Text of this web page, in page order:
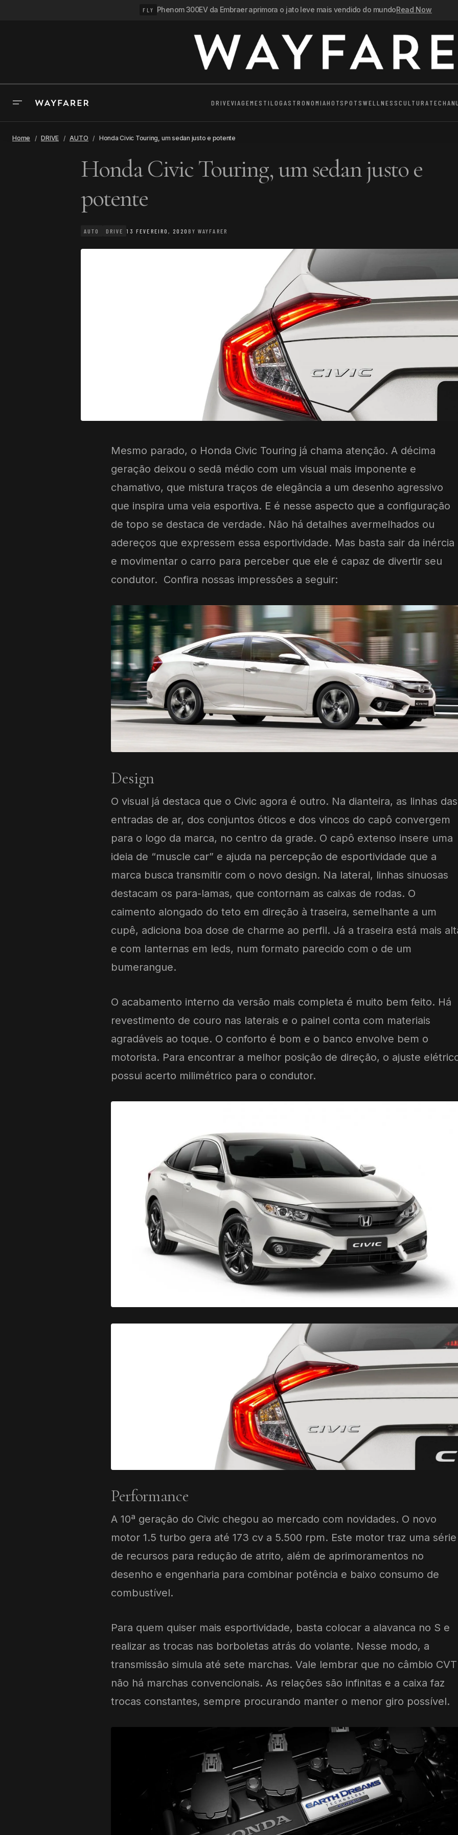
FLY Phenom 300EV da Embraer aprimora o jato leve mais vendido do mundoRead Now
DRIVEVIAGEMESTILOGASTRONOMIAHOTSPOTSWELLNESSCULTURATECH
Home DRIVE AUTO Honda Civic Touring, um sedan justo e potente
Honda Civic Touring, um sedan justo e
potente
AUTO DRIVE 13 FEVEREIRO, 2020BY WAYFARER
Mesmo parado, o Honda Civic Touring já chama atenção. A décima
geração deixou o sedã médio com um visual mais imponente e
chamativo, que mistura traços de elegância a um desenho agressivo
que inspira uma veia esportiva. E é nesse aspecto que a configuração
de topo se destaca de verdade. Não há detalhes avermelhados ou
adereços que expressem essa esportividade. Mas basta sair da inércia
e movimentar o carro para perceber que ele é capaz de divertir seu
condutor. Confira nossas impressões a seguir:
Design
O visual já destaca que o Civic agora é outro. Na dianteira, as linhas das
entradas de ar, dos conjuntos óticos e dos vincos do capô convergem
para o logo da marca, no centro da grade. O capô extenso insere uma
ideia de “muscle car” e ajuda na percepção de esportividade que a
marca busca transmitir com o novo design. Na lateral, linhas sinuosas
destacam os para-lamas, que contornam as caixas de rodas. O
caimento alongado do teto em direção à traseira, semelhante a um
cupê, adiciona boa dose de charme ao perfil. Já a traseira está mais
e com lanternas em leds, num formato parecido com o de um
bumerangue.
O acabamento interno da versão mais completa é muito bem feito. Há
revestimento de couro nas laterais e o painel conta com materiais
agradáveis ao toque. O conforto é bom e o banco envolve bem o
motorista. Para encontrar a melhor posição de direção, o ajuste
possui acerto milimétrico para o condutor.
Performance
A 10ª geração do Civic chegou ao mercado com novidades. O novo
motor 1.5 turbo gera até 173 cv a 5.500 rpm. Este motor traz uma série
de recursos para redução de atrito, além de aprimoramentos no
desenho e engenharia para combinar potência e baixo consumo de
combustível.
Para quem quiser mais esportividade, basta colocar a alavanca no S e
realizar as trocas nas borboletas atrás do volante. Nesse modo, a
transmissão simula até sete marchas. Vale lembrar que no câmbio CVT
não há marchas convencionais. As relações são infinitas e a caixa faz
trocas constantes, sempre procurando manter o menor giro possível.